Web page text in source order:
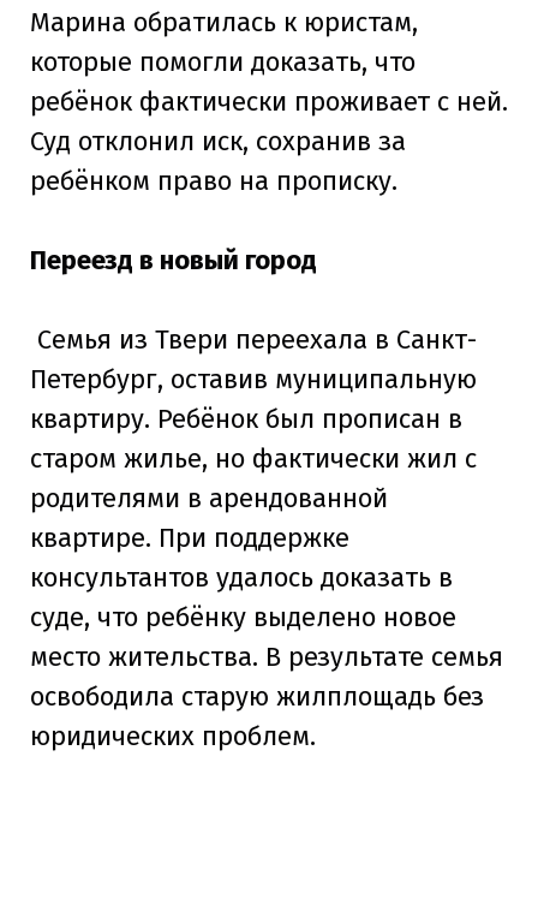
Марина обратилась к юристам,
которые помогли доказать, что
ребёнок фактически проживает с ней.
Суд отклонил иск, сохранив за
ребёнком право на прописку.
Переезд в новый город
Семья из Твери переехала в Санкт-
Петербург, оставив муниципальную
квартиру. Ребёнок был прописан в
старом жилье, но фактически жил с
родителями в арендованной
квартире. При поддержке
консультантов удалось доказать в
суде, что ребёнку выделено новое
место жительства. В результате семья
освободила старую жилплощадь без
юридических проблем.